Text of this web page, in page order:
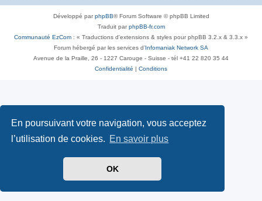
En poursuivant votre navigation, vous acceptez
l’utilisation de cookies. En savoir plus
OK
Développé parphpBB® Forum Software © phpBB Limited
Traduit parphpBB-fr.com
Communauté EzCom : « Traductions d'extensions & styles pour phpBB 3.2.x & 3.3.x »
Forum hébergé par les services d’ Infomaniak Network SA
Avenue de la Praille, 26 - 1227 Carouge - Suisse - tél +41 22 820 35 44
Confidentialité
Conditions